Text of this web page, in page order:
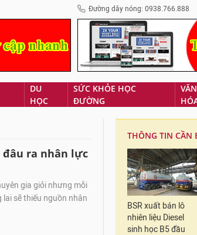
Đường dây nóng: 0938.766.888
DU
HỌC
SỨC KHỎE HỌC
ĐƯỜNG
VĂN
đâu ra nhân lực
gia giỏi nhưng mỗi
sẽ thiếu nguồn nhân
THÔNG TIN CẦN
BSR xuất bán lô
nhiên liệu Diesel
sinh học B5 đầu